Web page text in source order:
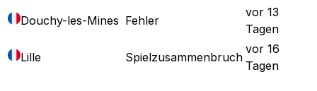
Douchy-les-Mines Fehler
vor 13
Tagen
Lille
Spielzusammenbruch
vor 16
Tagen